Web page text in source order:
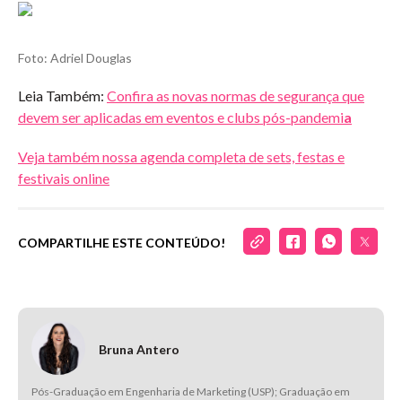
Foto: Adriel Douglas
Leia Também: Confira as novas normas de segurança que
devem ser aplicadas em eventos e clubs pós-pandemia
Veja também nossa agenda completa de sets, festas e
festivais online
COMPARTILHE ESTE CONTEÚDO!
Bruna Antero
Pós-Graduação em Engenharia de Marketing (USP); Graduação em